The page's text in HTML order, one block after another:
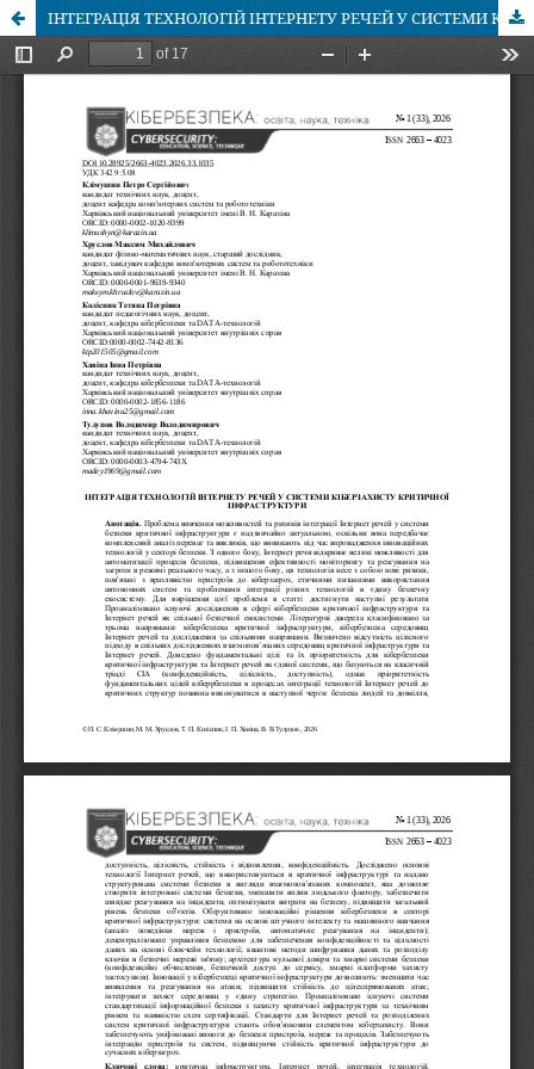
ІНТЕГРАЦІЯ ТЕХНОЛОГІЙ ІНТЕРНЕТУ РЕЧЕЙ У СИСТЕМИ КІБЕРЗАХИСТУ КРИТИЧНОЇ ІНФРАСТРУКТУРИ